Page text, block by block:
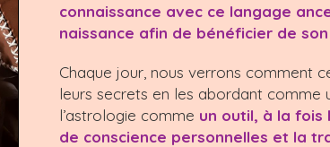
connaissance avec ce langage
naissance afin de bénéficier de
Chaque jour, nous verrons comment
leurs secrets en les abordant comme
l’astrologie comme un outil, à la
de conscience personnelles et la